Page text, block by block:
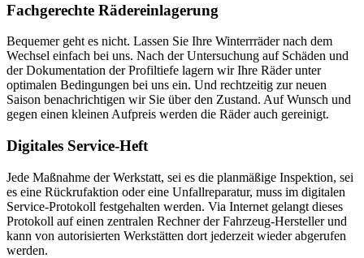
Fachgerechte Rädereinlagerung
Bequemer geht es nicht. Lassen Sie Ihre Winterrräder nach dem
Wechsel einfach bei uns. Nach der Untersuchung auf Schäden und
der Dokumentation der Profiltiefe lagern wir Ihre Räder unter
optimalen Bedingungen bei uns ein. Und rechtzeitig zur neuen
Saison benachrichtigen wir Sie über den Zustand. Auf Wunsch und
gegen einen kleinen Aufpreis werden die Räder auch gereinigt.
Digitales Service-Heft
Jede Maßnahme der Werkstatt, sei es die planmäßige Inspektion, sei
es eine Rückrufaktion oder eine Unfallreparatur, muss im digitalen
Service-Protokoll festgehalten werden. Via Internet gelangt dieses
Protokoll auf einen zentralen Rechner der Fahrzeug-Hersteller und
kann von autorisierten Werkstätten dort jederzeit wieder abgerufen
werden.